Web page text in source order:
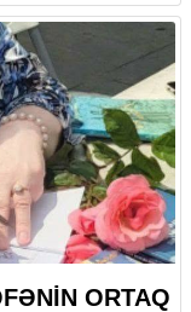
ORTAQ